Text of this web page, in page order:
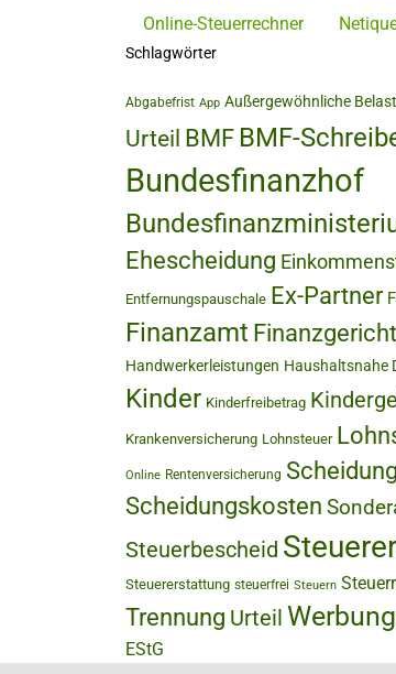
Online-Steuerrechner
Schlagwörter
Abgabefrist App Außergewöhnliche
Urteil BMF BMF-
Bundesfinanzhof
Ehescheidung
Entfernungspauschale Ex-Partner
Finanzamt Finanzgericht
Handwerkerleistungen Haushaltsnahe
Kinder Kinderfreibetrag
Krankenversicherung Lohnsteuer
Online Rentenversicherung Scheidung
Scheidungskosten
Steuerbescheid
Steuererstattung steuerfrei Steuern
Trennung Urteil
EStG